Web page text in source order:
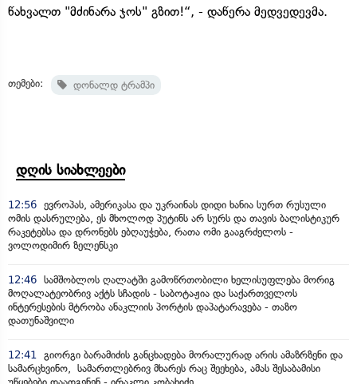
წახვალთ "მძინარა ჯოს" გზით!“, - დაწერა მედვედევმა.
თემები: დონალდ ტრამპი
დღის სიახლეები
12:56 ევროპას, ამერიკასა და უკრაინას დიდი ხანია სურთ რუსული
ომის დასრულება, ეს მხოლოდ პუტინს არ სურს და თავის ბალისტიკურ
რაკეტებსა და დრონებს ებღაუჭება, რათა ომი გააგრძელოს -
ვოლოდიმირ ზელენსკი
12:46 სამშობლოს ღალატში გამოწრთობილი ხელისუფლება მორიგ
მოღალატეობრივ აქტს სჩადის - საბოტაჟია და საქართველოს
ინტერესების მტრობა ანაკლიის პორტის დაპატარავება - თაზო
დათუნაშვილი
12:41
გიორგი ბარამიძის განცხადება მორალურად არის ამაზრზენი და
სამარცხვინო, სამართლებრივ მხარეს რაც შეეხება, ამას შესაბამისი